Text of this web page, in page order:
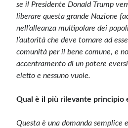
se il Presidente Donald Trump
liberare questa grande Nazione
nell’alleanza multipolare dei
l’autorità che deve tornare ad
comunità per il bene comune, e
accentramento di un potere
eletto e nessuno vuole.
Qual è il più rilevante principio
Questa è una domanda semplice